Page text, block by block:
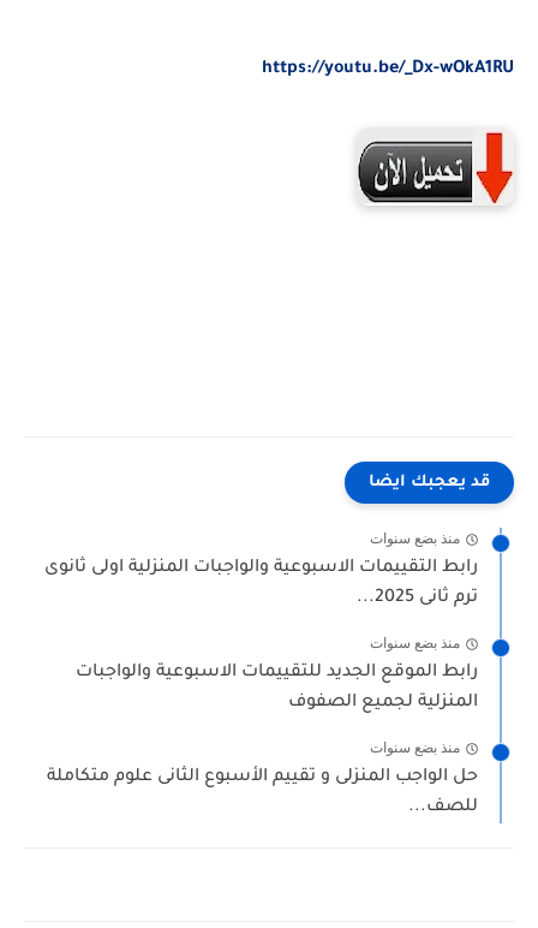
https://youtu.be/_Dx-wOkA1RU
قد يعجبك ايضا
منذ بضع سنوات
رابط التقييمات الاسبوعية والواجبات المنزلية اولى ثانوى
ترم ثانى 2025...
منذ بضع سنوات
رابط الموقع الجديد للتقييمات الاسبوعية والواجبات
المنزلية لجميع الصفوف
منذ بضع سنوات
حل الواجب المنزلى و تقييم الأسبوع الثانى علوم متكاملة
للصف...